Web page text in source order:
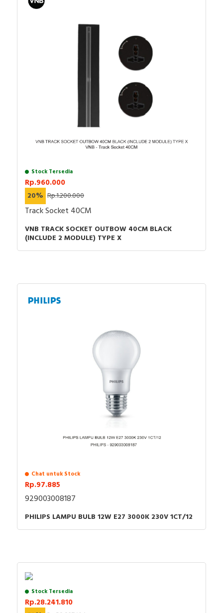
Stock Tersedia
Rp.960.000
20% Rp.1.200.000
Track Socket 40CM
VNB TRACK SOCKET OUTBOW 40CM BLACK
(INCLUDE 2 MODULE) TYPE X
Chat untuk Stock
Rp.97.885
929003008187
PHILIPS LAMPU BULB 12W E27 3000K 230V 1CT/12
Stock Tersedia
Rp.28.241.810